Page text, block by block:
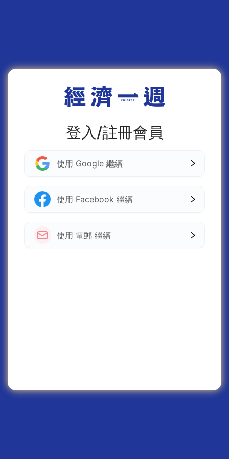
登入/註冊會員
使用 Google 繼續
使用 Facebook 繼續
使用 電郵 繼續